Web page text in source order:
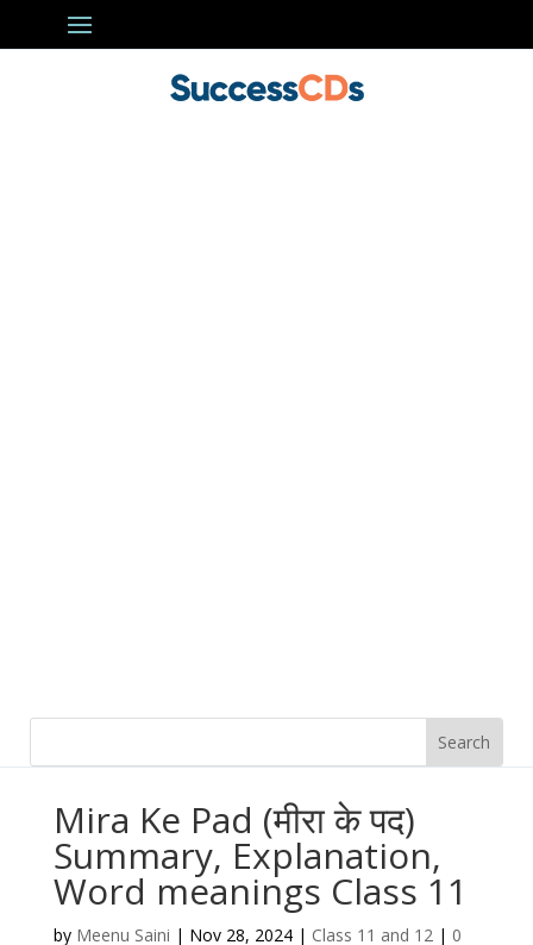
Mira Ke Pad (मीरा के पद)
Summary, Explanation,
Word meanings Class 11
by Meenu Saini | Nov 28, 2024| Class 11 and 12| 0